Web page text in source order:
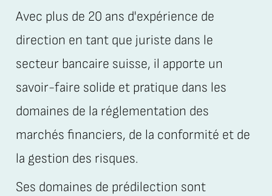
Avec plus de 20 ans d'expérience de
direction en tant que juriste dans le
secteur bancaire suisse, il apporte un
savoir-faire solide et pratique dans les
domaines de la réglementation des
marchés financiers, de la conformité et de
la gestion des risques.
Ses domaines de prédilection sont